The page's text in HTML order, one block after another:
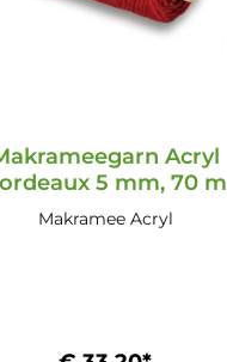
Acryl
5 mm, 70 m
Makramee Acryl